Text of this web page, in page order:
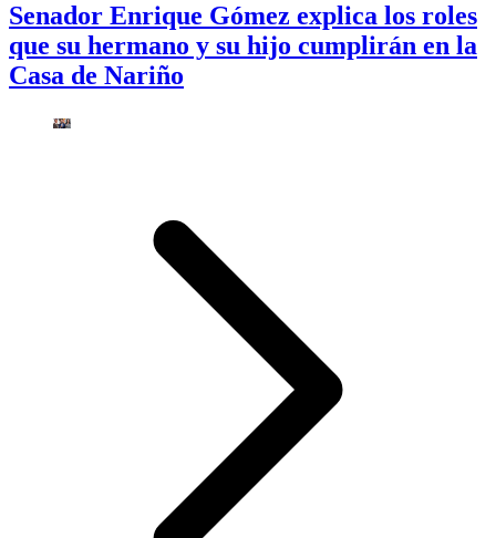
Senador Enrique Gómez explica los roles
que su hermano y su hijo cumplirán en la
Casa de Nariño